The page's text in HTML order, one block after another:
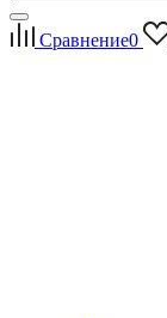
Сравнение0